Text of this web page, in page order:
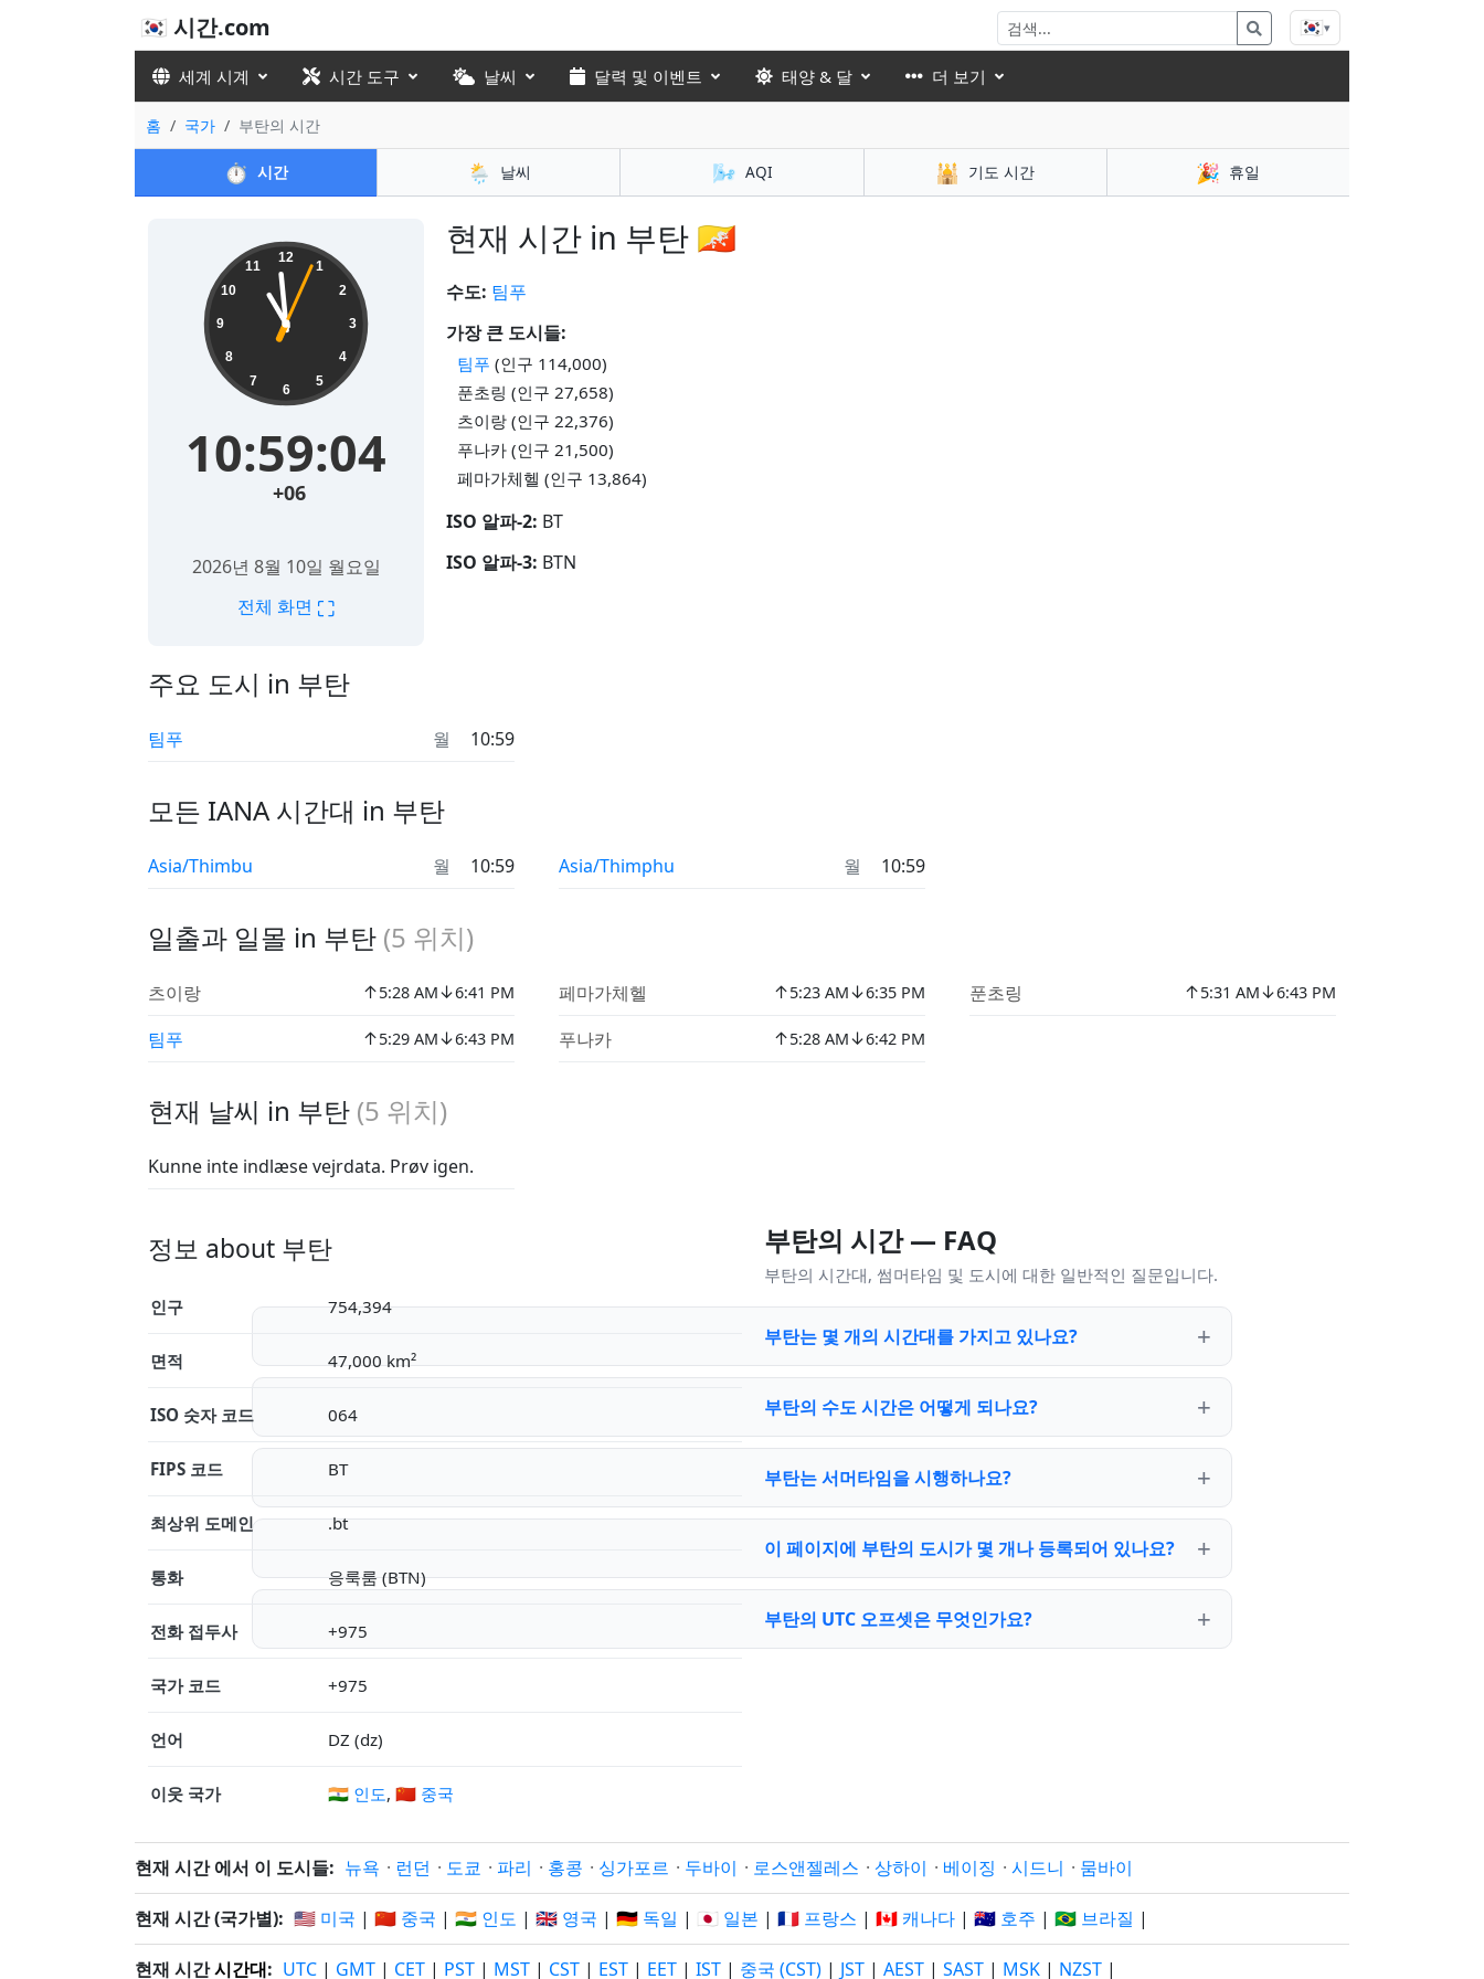
🇰🇷 시간.com 🇰🇷▾
세계 시계 시간 도구 날씨 달력 및 이벤트 태양 & 달 더 보기
홈 국가 부탄의 시간
⏱️ 시간 🌦️ 날씨 🌬️ AQI 🕌 기도 시간 🎉 휴일
현재 시간 in 부탄 🇧🇹
12
1
2
3
4
5
6
7
8
9
10
11
10:59:05
+06
2026년 8월 10일 월요일
전체 화면 ⛶
수도: 팀푸
가장 큰 도시들:
팀푸 (인구 114,000)
푼초링 (인구 27,658)
츠이랑 (인구 22,376)
푸나카 (인구 21,500)
페마가체헬 (인구 13,864)
ISO 알파-2: BT
ISO 알파-3: BTN
주요 도시 in 부탄
팀푸 월 10:59
모든 IANA 시간대 in 부탄
Asia/Thimbu 월 10:59 Asia/Thimphu 월 10:59
일출과 일몰 in 부탄 (5 위치)
츠이랑 ↑5:28 AM↓6:41 PM
팀푸 ↑5:29 AM↓6:43 PM
페마가체헬 ↑5:23 AM↓6:35 PM
푸나카 ↑5:28 AM↓6:42 PM
푼초링 ↑5:31 AM↓6:43 PM
현재 날씨 in 부탄 (5 위치)
Kunne inte indlæse vejrdata. Prøv igen.
정보 about 부탄
인구 754,394
면적 47,000 km²
ISO 숫자 코드 064
FIPS 코드 BT
최상위 도메인 .bt
통화 응룩룸 (BTN)
전화 접두사 +975
국가 코드 +975
언어 DZ (dz)
이웃 국가 🇮🇳 인도, 🇨🇳 중국
부탄의 시간 — FAQ
부탄의 시간대, 썸머타임 및 도시에 대한 일반적인 질문입니다.
부탄는 몇 개의 시간대를 가지고 있나요?
부탄의 수도 시간은 어떻게 되나요?
부탄는 서머타임을 시행하나요?
이 페이지에 부탄의 도시가 몇 개나 등록되어 있나요?
부탄의 UTC 오프셋은 무엇인가요?
현재 시간 에서 이 도시들: 뉴욕 · 런던 · 도쿄 · 파리 · 홍콩 · 싱가포르 · 두바이 · 로스앤젤레스 · 상하이 · 베이징 · 시드니 · 뭄바이
현재 시간 (국가별): 🇺🇸 미국 | 🇨🇳 중국 | 🇮🇳 인도 | 🇬🇧 영국 | 🇩🇪 독일 | 🇯🇵 일본 | 🇫🇷 프랑스 | 🇨🇦 캐나다 | 🇦🇺 호주 | 🇧🇷 브라질 |
현재 시간시간대: UTC | GMT | CET | PST | MST | CST | EST | EET | IST | 중국 (CST) | JST | AEST | SAST | MSK | NZST |